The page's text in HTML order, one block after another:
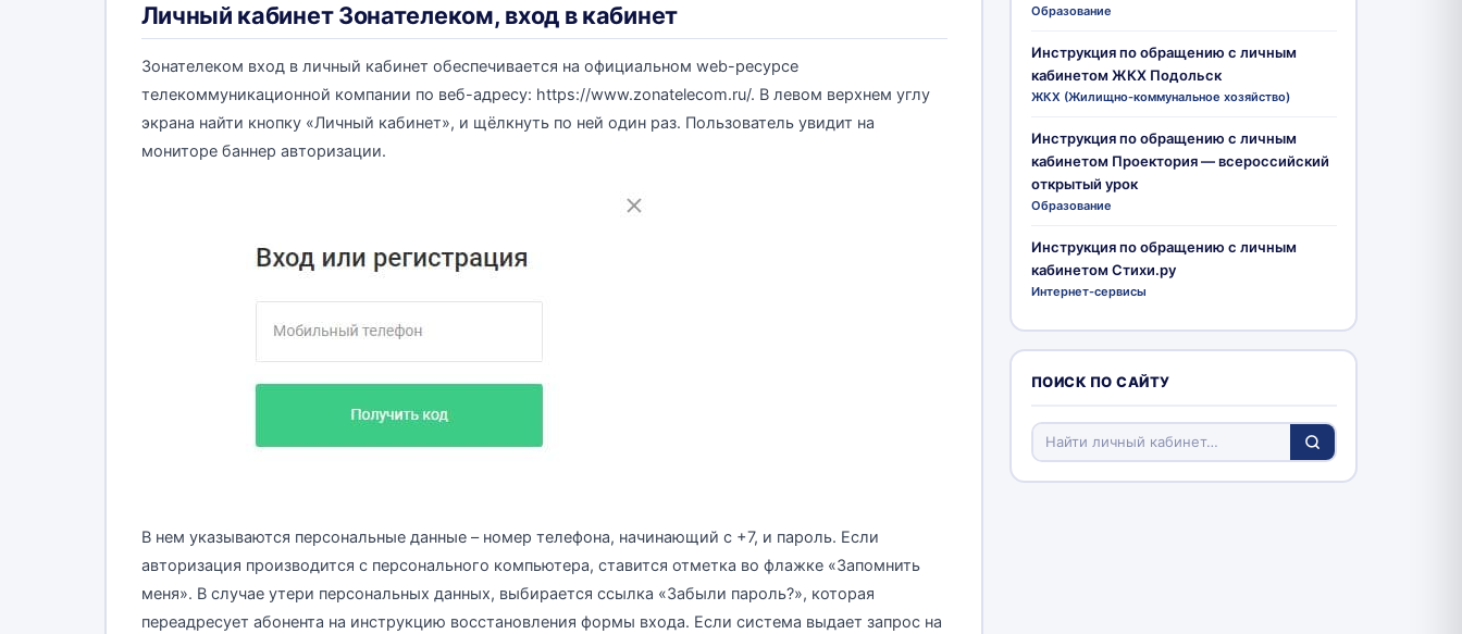
Личный кабинет Зонателеком, вход в кабинет
Зонателеком вход в личный кабинет обеспечивается на официальном web-ресурсе
телекоммуникационной компании по веб-адресу: https://www.zonatelecom.ru/. В левом верхнем углу
экрана найти кнопку «Личный кабинет», и щёлкнуть по ней один раз. Пользователь увидит на
мониторе баннер авторизации.
В нем указываются персональные данные – номер телефона, начинающий с +7, и пароль. Если
авторизация производится с персонального компьютера, ставится отметка во флажке «Запомнить
меня». В случае утери персональных данных, выбирается ссылка «Забыли пароль?», которая
переадресует абонента на инструкцию восстановления формы входа. Если система выдает запрос на
Образование
Инструкция по обращению с личным
кабинетом ЖКХ Подольск
ЖКХ (Жилищно-коммунальное хозяйство)
Инструкция по обращению с личным
кабинетом Проектория — всероссийский
открытый урок
Образование
Инструкция по обращению с личным
кабинетом Стихи.ру
Интернет-сервисы
ПОИСК ПО САЙТУ